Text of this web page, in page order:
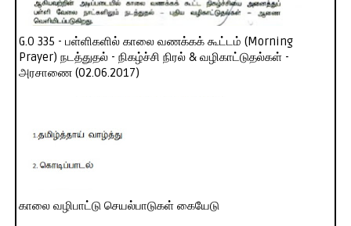
G.O 335 - பள்ளிகளில் காலை வணக்கக் கூட்டம் (Morning
Prayer) நடத்துதல் - நிகழ்ச்சி நிரல் & வழிகாட்டுதல்கள் -
அரசாணை (02.06.2017)
காலை வழிபாட்டு செயல்பாடுகள் கையேடு